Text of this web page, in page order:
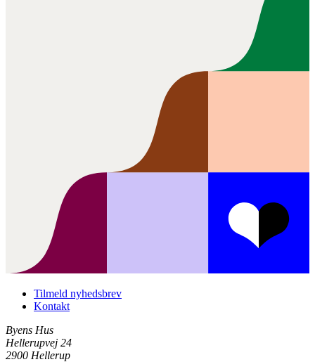
Tilmeld nyhedsbrev
Kontakt
Byens Hus
Hellerupvej 24
2900 Hellerup